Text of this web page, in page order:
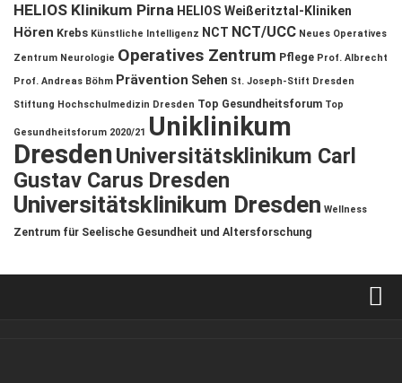
HELIOS Klinikum Pirna HELIOS Weißeritztal-Kliniken
Hören Krebs Künstliche Intelligenz NCT NCT/UCC Neues Operatives
Zentrum Neurologie Operatives Zentrum Pflege Prof. Albrecht
Prof. Andreas Böhm Prävention Sehen St. Joseph-Stift Dresden
Stiftung Hochschulmedizin Dresden Top Gesundheitsforum Top
Gesundheitsforum 2020/21 Uniklinikum
DresdenUniversitätsklinikum Carl
Gustav Carus Dresden
Universitätsklinikum Dresden Wellness
Zentrum für Seelische Gesundheit und Altersforschung